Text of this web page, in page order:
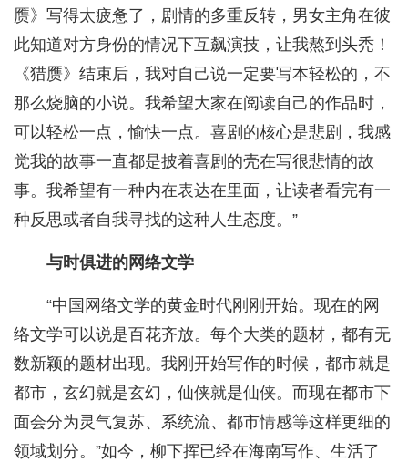
赝》写得太疲惫了，剧情的多重反转，男女主角在彼
此知道对方身份的情况下互飙演技，让我熬到头秃！
《猎赝》结束后，我对自己说一定要写本轻松的，不
那么烧脑的小说。我希望大家在阅读自己的作品时，
可以轻松一点，愉快一点。喜剧的核心是悲剧，我感
觉我的故事一直都是披着喜剧的壳在写很悲情的故
事。我希望有一种内在表达在里面，让读者看完有一
种反思或者自我寻找的这种人生态度。”
与时俱进的网络文学
“中国网络文学的黄金时代刚刚开始。现在的网
络文学可以说是百花齐放。每个大类的题材，都有无
数新颖的题材出现。我刚开始写作的时候，都市就是
都市，玄幻就是玄幻，仙侠就是仙侠。而现在都市下
面会分为灵气复苏、系统流、都市情感等这样更细的
领域划分。”如今，柳下挥已经在海南写作、生活了